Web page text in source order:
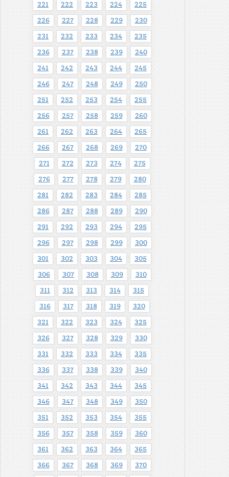
221 222 223 224 225
226 227 228 229 230
231 232 233 234 235
236 237 238 239 240
241 242 243 244 245
246 247 248 249 250
251 252 253 254 255
256 257 258 259 260
261 262 263 264 265
266 267 268 269 270
271 272 273 274 275
276 277 278 279 280
281 282 283 284 285
286 287 288 289 290
291 292 293 294 295
296 297 298 299 300
301 302 303 304 305
306 307 308 309 310
311 312 313 314 315
316 317 318 319 320
321 322 323 324 325
326 327 328 329 330
331 332 333 334 335
336 337 338 339 340
341 342 343 344 345
346 347 348 349 350
351 352 353 354 355
356 357 358 359 360
361 362 363 364 365
366 367 368 369 370